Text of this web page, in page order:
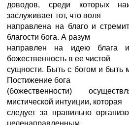
доводов, среди которых
заслуживает тот, что воля
направлена на благо и
благости бога. А разум
направлен на идею блага и
божественность в ее чистой
сущности. Быть с богом и быть
Постижение бога
(божественности)
мистической интуиции, которая
следует за правильно
целенаправленным